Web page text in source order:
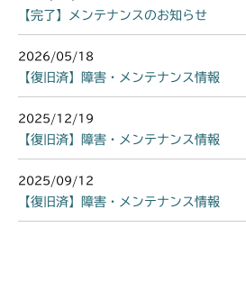
【完了】メンテナンスのお知らせ
2026/05/18
【復旧済】障害・メンテナンス情報
2025/12/19
【復旧済】障害・メンテナンス情報
2025/09/12
【復旧済】障害・メンテナンス情報